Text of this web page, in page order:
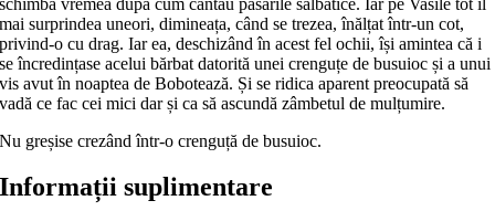
mai surprindea uneori, dimineața, când se trezea, înălțat într-un cot,
privind-o cu drag. Iar ea, deschizând în acest fel ochii, își amintea că i
se încredințase acelui bărbat datorită unei crenguțe de busuioc și a unui
vis avut în noaptea de Bobotează. Și se ridica aparent preocupată să
vadă ce fac cei mici dar și ca să ascundă zâmbetul de mulțumire.
Nu greșise crezând într-o crenguță de busuioc.
Informații suplimentare